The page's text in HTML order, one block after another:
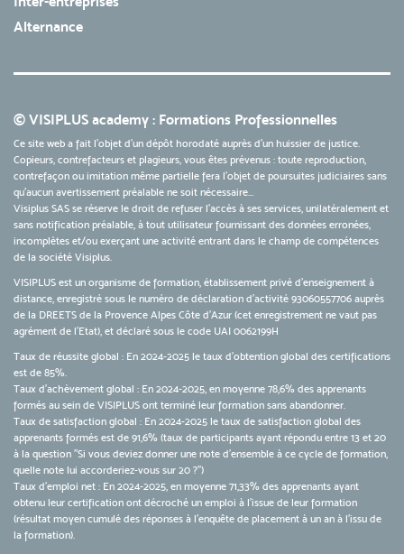
Alternance
© VISIPLUS academy : Formations Professionnelles
Ce site web a fait l'objet d'un dépôt horodaté auprès d'un huissier de justice.
Copieurs, contrefacteurs et plagieurs, vous êtes prévenus : toute reproduction,
contrefaçon ou imitation même partielle fera l'objet de poursuites judiciaires sans
qu’aucun avertissement préalable ne soit nécessaire...
Visiplus SAS se réserve le droit de refuser l'accès à ses services, unilatéralement et
sans notification préalable, à tout utilisateur fournissant des données erronées,
incomplètes et/ou exerçant une activité entrant dans le champ de compétences
de la société Visiplus.
VISIPLUS est un organisme de formation, établissement privé d’enseignement à
distance, enregistré sous le numéro de déclaration d’activité 93060557706 auprès
de la DREETS de la Provence Alpes Côte d’Azur (cet enregistrement ne vaut pas
agrément de l’Etat), et déclaré sous le code UAI 0062199H
Taux de réussite global : En 2024-2025 le taux d'obtention global des certifications
est de 85%.
Taux d’achèvement global : En 2024-2025, en moyenne 78,6% des apprenants
formés au sein de VISIPLUS ont terminé leur formation sans abandonner.
Taux de satisfaction global : En 2024-2025 le taux de satisfaction global des
apprenants formés est de 91,6% (taux de participants ayant répondu entre 13 et 20
à la question "Si vous deviez donner une note d’ensemble à ce cycle de formation,
quelle note lui accorderiez-vous sur 20 ?")
Taux d’emploi net : En 2024-2025, en moyenne 71,33% des apprenants ayant
obtenu leur certification ont décroché un emploi à l'issue de leur formation
(résultat moyen cumulé des réponses à l'enquête de placement à un an à l'issu de
la formation).